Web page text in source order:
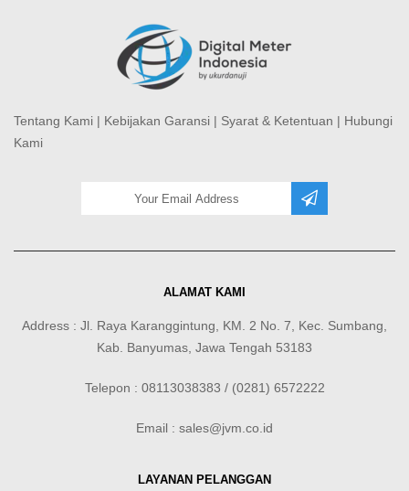
Tentang Kami | Kebijakan Garansi | Syarat & Ketentuan | Hubungi
Kami
ALAMAT KAMI
Address : Jl. Raya Karanggintung, KM. 2 No. 7, Kec. Sumbang,
Kab. Banyumas, Jawa Tengah 53183
Telepon : 08113038383 / (0281) 6572222
Email : sales@jvm.co.id
LAYANAN PELANGGAN